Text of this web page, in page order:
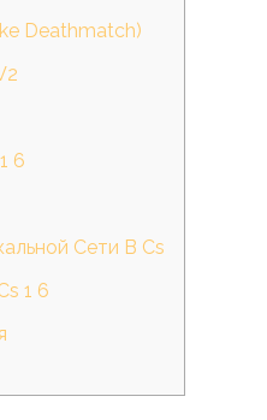
Deathmatch)
6
Сети В Cs
1 6